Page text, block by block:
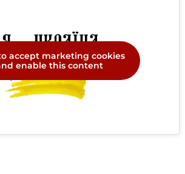
accept marketing cookies
enable this content